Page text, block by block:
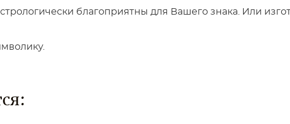
благоприятны для Вашего знака. Или